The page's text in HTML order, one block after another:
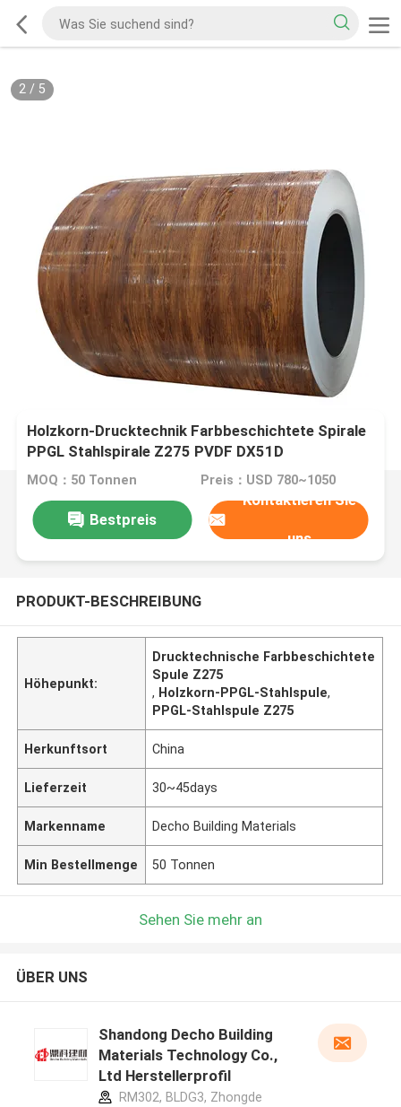
2/ 5
Holzkorn-Drucktechnik Farbbeschichtete Spirale
PPGL Stahlspirale Z275 PVDF DX51D
MOQ：50 Tonnen Preis：USD 780~1050
Bestpreis
Kontaktieren Sie
uns
PRODUKT-BESCHREIBUNG
Höhepunkt:
Drucktechnische Farbbeschichtete
Spule Z275
, Holzkorn-PPGL-Stahlspule,
PPGL-Stahlspule Z275
Herkunftsort China
Lieferzeit 30~45days
Markenname Decho Building Materials
Min Bestellmenge 50 Tonnen
Sehen Sie mehr an
ÜBER UNS
Shandong Decho Building
Materials Technology Co.,
Ltd Herstellerprofil
RM302, BLDG3, Zhongde